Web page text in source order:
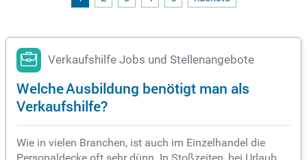
alen Arbeitsumfeld und dem Verkauf hochwertiger Produkt
Verkaufshilfe Jobs und Stellenangebote
Welche Ausbildung benötigt man als
Verkaufshilfe?
Wie in vielen Branchen, ist auch im Einzelhandel die